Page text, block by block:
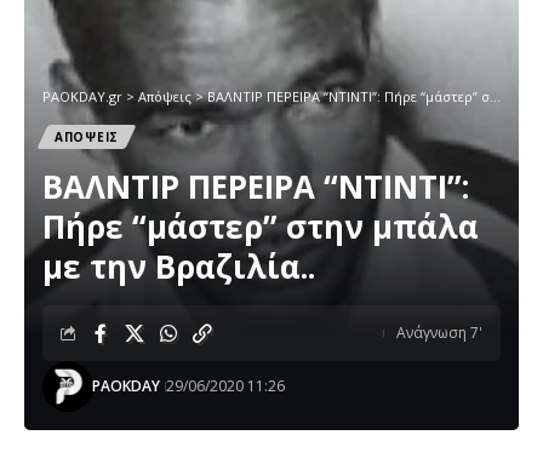
PAOKDAY.gr > Απόψεις>ΒΑΛΝΤΙΡ ΠΕΡΕΙΡΑ “ΝΤΙΝΤΙ”: Πήρε “μάστερ” στην μπάλα με την Βραζιλία..
ΑΠΟΨΕΙΣ
ΒΑΛΝΤΙΡ ΠΕΡΕΙΡΑ “ΝΤΙΝΤΙ”:
Πήρε “μάστερ” στην μπάλα
με την Βραζιλία..
PAOKDAY 29/06/2020 11:26
Ανάγνωση 7'